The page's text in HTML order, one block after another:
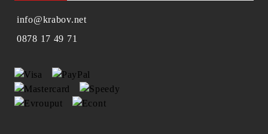
info@krabov.net
0878 17 49 71